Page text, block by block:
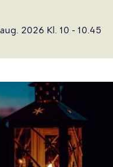
2026 Kl. 10 - 10.45